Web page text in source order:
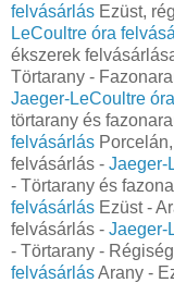
felvásárlás Ezüst,
LeCoultre óra
ékszerek
Törtarany -
Jaeger-LeCoultre
törtarany és
felvásárlás
felvásárlás - Jaeger-
- Törtarany és
felvásárlás Ezüst -
felvásárlás - Jaeger-
- Törtarany -
felvásárlásArany -